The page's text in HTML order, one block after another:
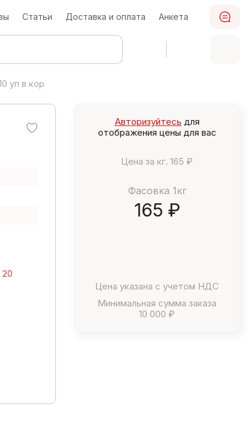
Статьи Доставка и оплата Анкета
уп в кор
20
Авторизуйтесь для
отображения цены для вас
Цена за кг. 165 ₽
Фасовка 1кг
165 ₽
Цена указана с учетом НДС
Минимальная сумма заказа
10 000 ₽